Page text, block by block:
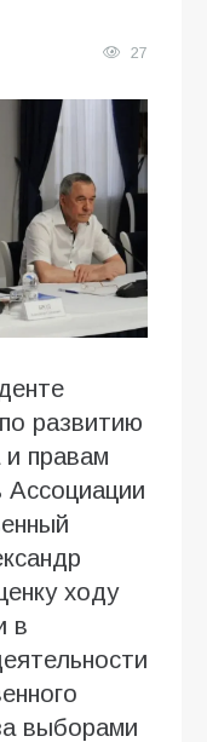
27
развитию
и правам
Ассоциации
ходу
в
выборами